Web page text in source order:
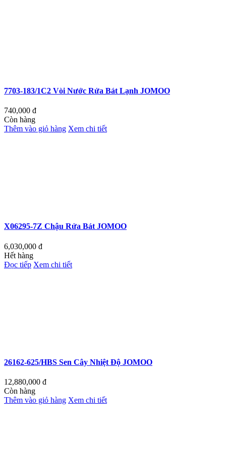
7703-183/1C2 Vòi Nước Rửa Bát Lạnh JOMOO
740,000 đ
Còn hàng
Thêm vào giỏ hàng Xem chi tiết
X06295-7Z Chậu Rửa Bát JOMOO
6,030,000 đ
Hết hàng
Đọc tiếp Xem chi tiết
26162-625/HBS Sen Cây Nhiệt Độ JOMOO
12,880,000 đ
Còn hàng
Thêm vào giỏ hàng Xem chi tiết